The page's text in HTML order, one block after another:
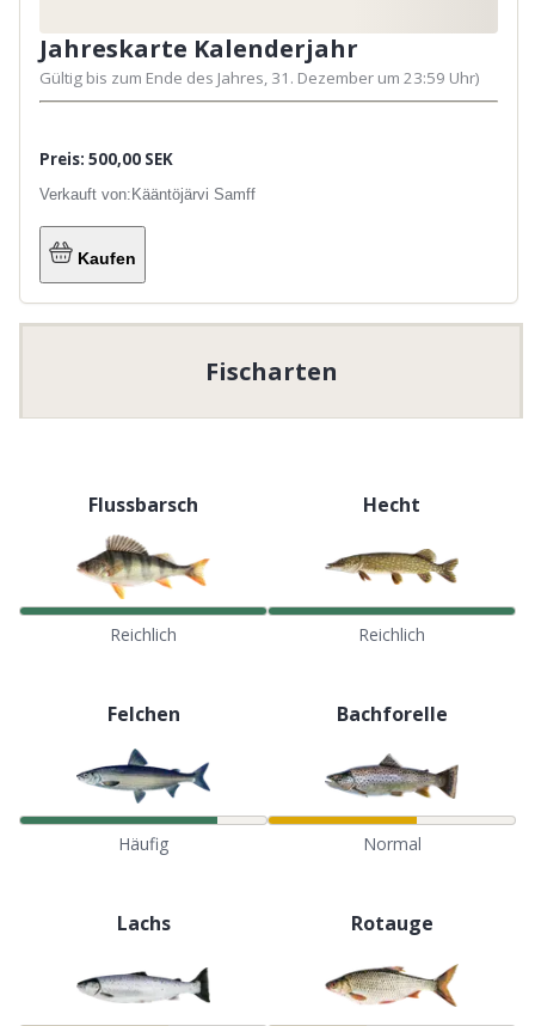
Jahreskarte Kalenderjahr
Gültig bis zum Ende des Jahres, 31. Dezember um 23:59 Uhr)
Preis: 500,00 SEK
Verkauft von: Kääntöjärvi Samff
Kaufen
Fischarten
Flussbarsch
Reichlich
Hecht
Reichlich
Felchen
Häufig
Bachforelle
Normal
Lachs Rotauge